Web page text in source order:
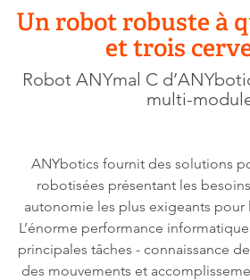
Un robot robuste à
et trois
Robot ANYmal C
multi-
ANYbotics fournit des solutions
robotisées présentant les
autonomie les plus exigeants pour
L’énorme performance
principales tâches - connaissance
des mouvements et